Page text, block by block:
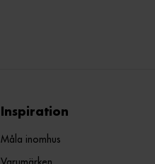
Inspiration
Måla inomhus